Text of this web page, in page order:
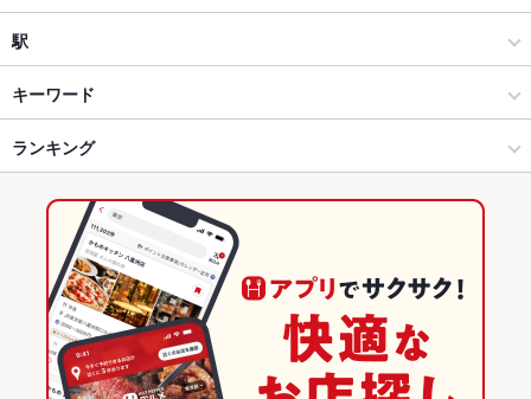
和風
新潟駅・万代・古町周辺 × 居酒屋
新潟駅・万代・古町周辺 × 和風
新潟駅 × 居酒屋
新潟駅 × 和風
焼き鳥・鶏料理
新潟駅前
新潟駅前 × 居酒屋
新潟駅前 × 和風
新潟駅前 × 和食
新潟駅前 × 焼き鳥・鶏料理
新潟 × 居酒屋
駅
新潟駅
キーワード
からあげ
ランキング
新潟のグルメランキング
新潟の居酒屋ランキング
新潟駅・万代・古町周辺のグルメランキング
新潟駅・万代・古町周辺の居酒屋ランキング